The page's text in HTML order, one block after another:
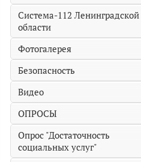
Система-112 Ленинградской
области
Фотогалерея
Безопасность
Видео
ОПРОСЫ
Опрос "Достаточность
социальных услуг"